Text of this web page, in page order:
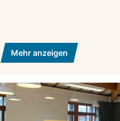
Mehr anzeigen